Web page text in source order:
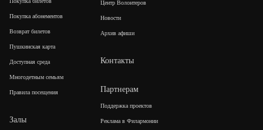
Покупка абонементов
Возврат билетов
Пушкинская карта
Доступная среда
Многодетным семьям
Правила посещения
Залы
Центр Волонтеров
Новости
Архив афиши
Контакты
Партнерам
Поддержка проектов
Реклама в Филармонии